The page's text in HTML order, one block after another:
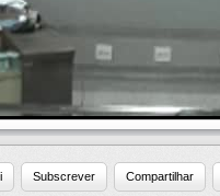
Subscrever Compartilhar